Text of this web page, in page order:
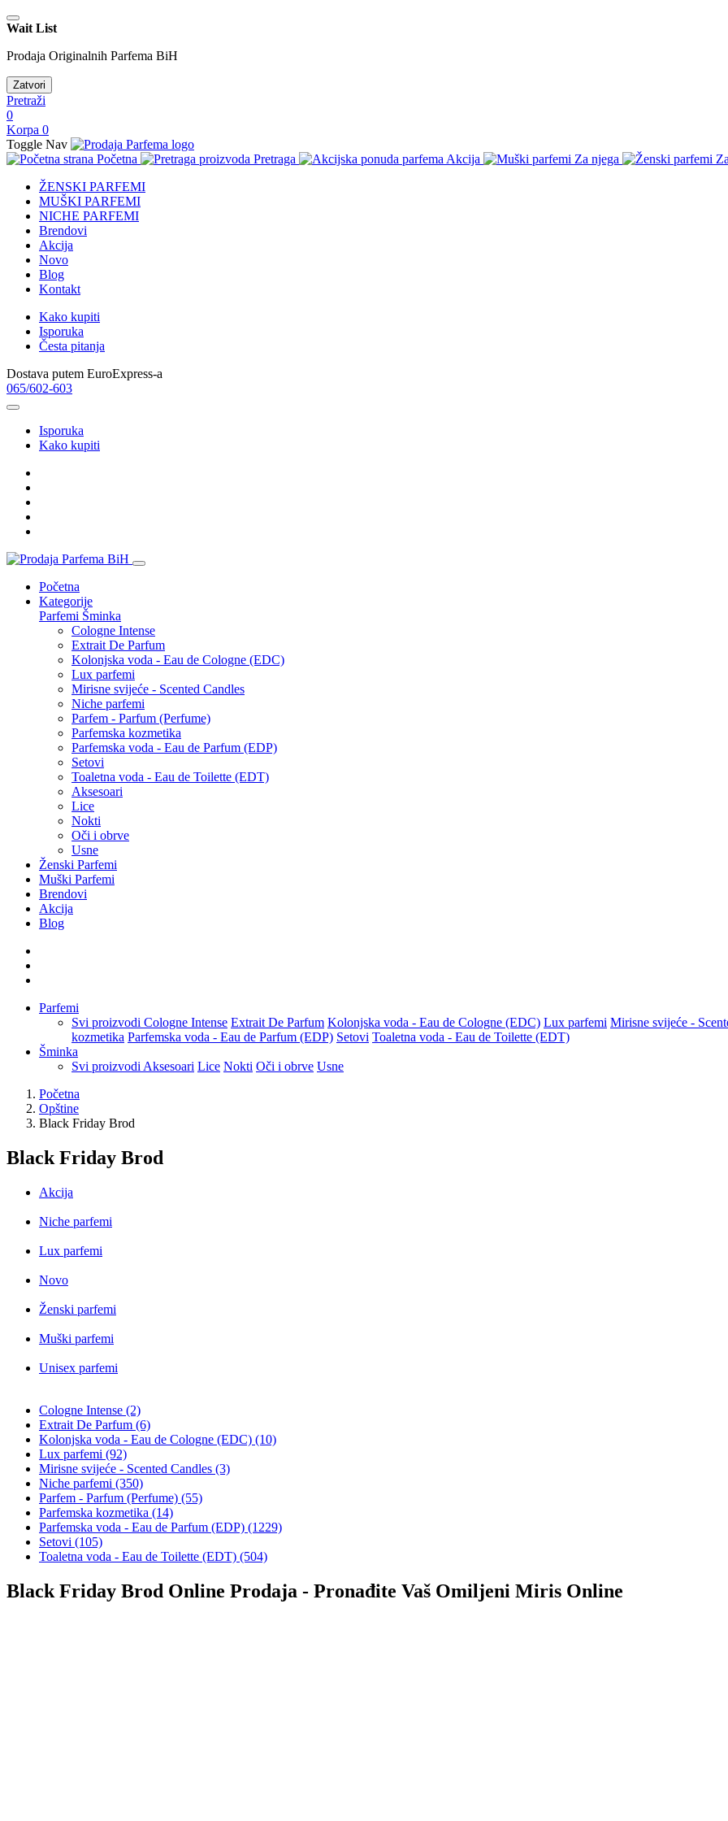
Wait List
Prodaja Originalnih Parfema BiH
Zatvori
Pretraži
0
Korpa 0
Toggle Nav
Početna
Pretraga Akcija Za njega
ŽENSKI PARFEMI
MUŠKI PARFEMI
NICHE PARFEMI
Brendovi
Akcija
Novo
Blog
Kontakt
Kako kupiti
Isporuka
Česta pitanja
Dostava putem EuroExpress-a
065/602-603
Isporuka
Kako kupiti
Početna
Kategorije
Parfemi Šminka
Cologne Intense
Extrait De Parfum
Kolonjska voda - Eau de Cologne (EDC)
Lux parfemi
Mirisne svijeće - Scented Candles
Niche parfemi
Parfem - Parfum (Perfume)
Parfemska kozmetika
Parfemska voda - Eau de Parfum (EDP)
Setovi
Toaletna voda - Eau de Toilette (EDT)
Aksesoari
Lice
Nokti
Oči i obrve
Usne
Ženski Parfemi
Muški Parfemi
Brendovi
Akcija
Blog
Parfemi
Svi proizvodi Cologne Intense Extrait De Parfum Kolonjska voda - Eau de Cologne (EDC) Lux parfemi Mirisne svijeće -
kozmetika Parfemska voda - Eau de Parfum (EDP) Setovi Toaletna voda - Eau de Toilette (EDT)
Šminka
Svi proizvodi Aksesoari Lice Nokti Oči i obrve Usne
Početna
Opštine
Black Friday Brod
Black Friday Brod
Akcija
Niche parfemi
Lux parfemi
Novo
Ženski parfemi
Muški parfemi
Unisex parfemi
Cologne Intense (2)
Extrait De Parfum (6)
Kolonjska voda - Eau de Cologne (EDC) (10)
Lux parfemi (92)
Mirisne svijeće - Scented Candles (3)
Niche parfemi (350)
Parfem - Parfum (Perfume) (55)
Parfemska kozmetika (14)
Parfemska voda - Eau de Parfum (EDP) (1229)
Setovi (105)
Toaletna voda - Eau de Toilette (EDT) (504)
Black Friday Brod Online Prodaja - Pronađite Vaš Omiljeni Miris Online